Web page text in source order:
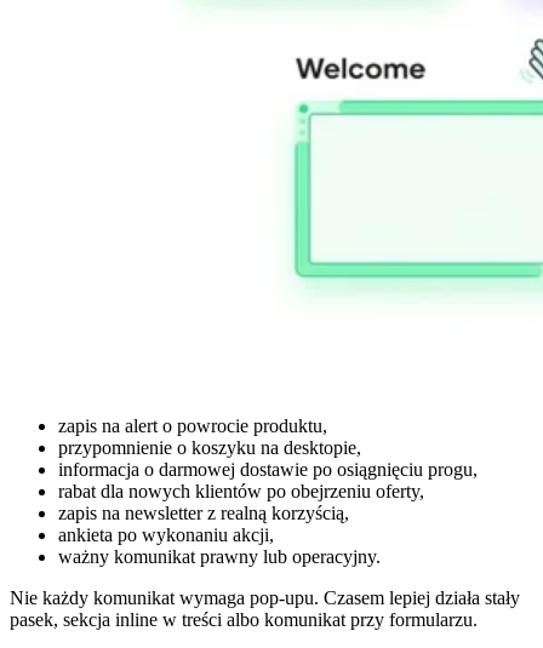
zapis na alert o powrocie produktu,
przypomnienie o koszyku na desktopie,
informacja o darmowej dostawie po osiągnięciu progu,
rabat dla nowych klientów po obejrzeniu oferty,
zapis na newsletter z realną korzyścią,
ankieta po wykonaniu akcji,
ważny komunikat prawny lub operacyjny.
Nie każdy komunikat wymaga pop-upu. Czasem lepiej działa stały
pasek, sekcja inline w treści albo komunikat przy formularzu.